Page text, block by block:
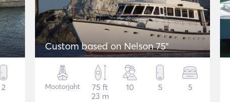
2
Custom based on Nelson 75"
Mootorjaht
75 ft
23 m
10 5 5